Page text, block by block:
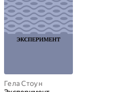
Гела Стоун